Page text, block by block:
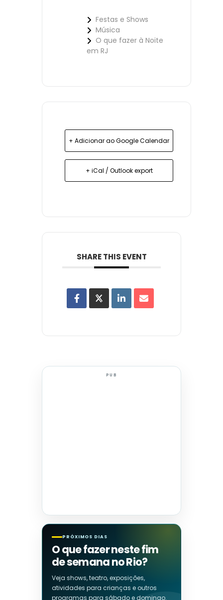
Festas e Shows
Música
O que fazer à Noite
em RJ
+ Adicionar ao Google Calendar
+ iCal / Outlook export
SHARE THIS EVENT
PUB
PRÓXIMOS DIAS
O que fazer neste fim
de semana no Rio?
Veja shows, teatro, exposições,
atividades para crianças e outros
programas para sábado e domingo.